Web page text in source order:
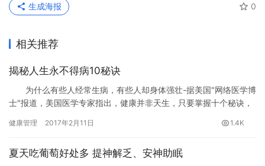
0
生成海报
相关推荐
揭秘人生永不得病10秘诀
为什么有些人经常生病，有些人却身体强壮-据美国"网络医学博
士"报道，美国医学专家指出，健康并非天生，只要掌握十个秘诀，
健康管理 2017年2月11日 1.4K
夏天吃葡萄好处多 提神解乏、安神助眠